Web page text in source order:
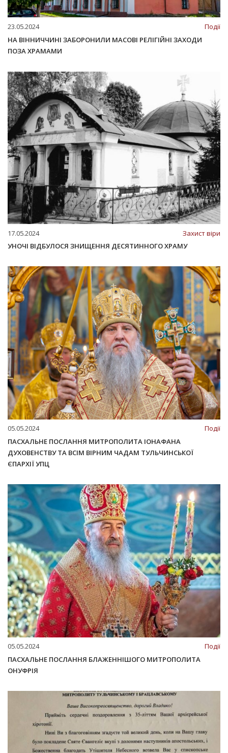
23.05.2024
Події
НА ВІННИЧЧИНІ ЗАБОРОНИЛИ МАСОВІ РЕЛІГІЙНІ ЗАХОДИ
ПОЗА ХРАМАМИ
17.05.2024
Захист віри
УНОЧІ ВІДБУЛОСЯ ЗНИЩЕННЯ ДЕСЯТИННОГО ХРАМУ
05.05.2024
Події
ПАСХАЛЬНЕ ПОСЛАННЯ МИТРОПОЛИТА ІОНАФАНА
ДУХОВЕНСТВУ ТА ВСІМ ВІРНИМ ЧАДАМ ТУЛЬЧИНСЬКОЇ
ЄПАРХІЇ УПЦ
05.05.2024
Події
ПАСХАЛЬНЕ ПОСЛАННЯ БЛАЖЕННІШОГО МИТРОПОЛИТА
ОНУФРІЯ